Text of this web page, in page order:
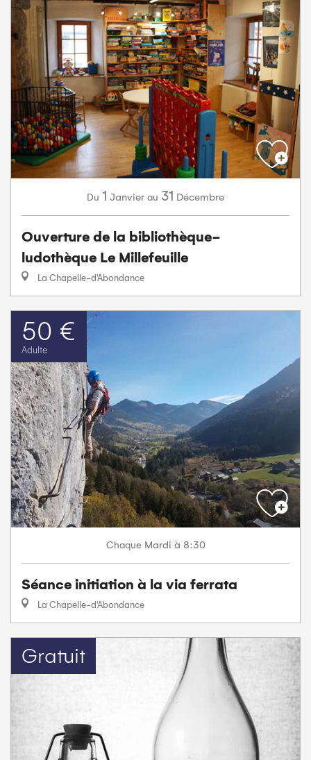
Du 1 Janvier au 31 Décembre
Ouverture de la bibliothèque-
ludothèque Le Millefeuille
La Chapelle-d'Abondance
50 €
Adulte
Chaque Mardi à 8:30
Séance initiation à la via ferrata
La Chapelle-d'Abondance
Gratuit